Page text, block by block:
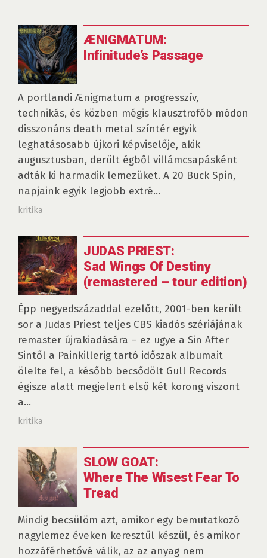
ÆNIGMATUM:
Infinitude’s Passage
A portlandi Ænigmatum a progresszív,
technikás, és közben mégis klausztrofób módon
disszonáns death metal színtér egyik
leghatásosabb újkori képviselője, akik
augusztusban, derült égből villámcsapásként
adták ki harmadik lemezüket. A 20 Buck Spin,
napjaink egyik legjobb extré...
kritika
JUDAS PRIEST:
Sad Wings Of Destiny
(remastered – tour edition)
Épp negyedszázaddal ezelőtt, 2001-ben került
sor a Judas Priest teljes CBS kiadós szériájának
remaster újrakiadására – ez ugye a Sin After
Sintől a Painkillerig tartó időszak albumait
ölelte fel, a később becsődölt Gull Records
égisze alatt megjelent első két korong viszont
a...
kritika
SLOW GOAT:
Where The Wisest Fear To
Tread
Mindig becsülöm azt, amikor egy bemutatkozó
nagylemez éveken keresztül készül, és amikor
hozzáférhetővé válik, az az anyag nem